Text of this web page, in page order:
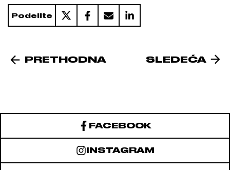
Podelite
PRETHODNA SLEDEĆA
FACEBOOK
INSTAGRAM